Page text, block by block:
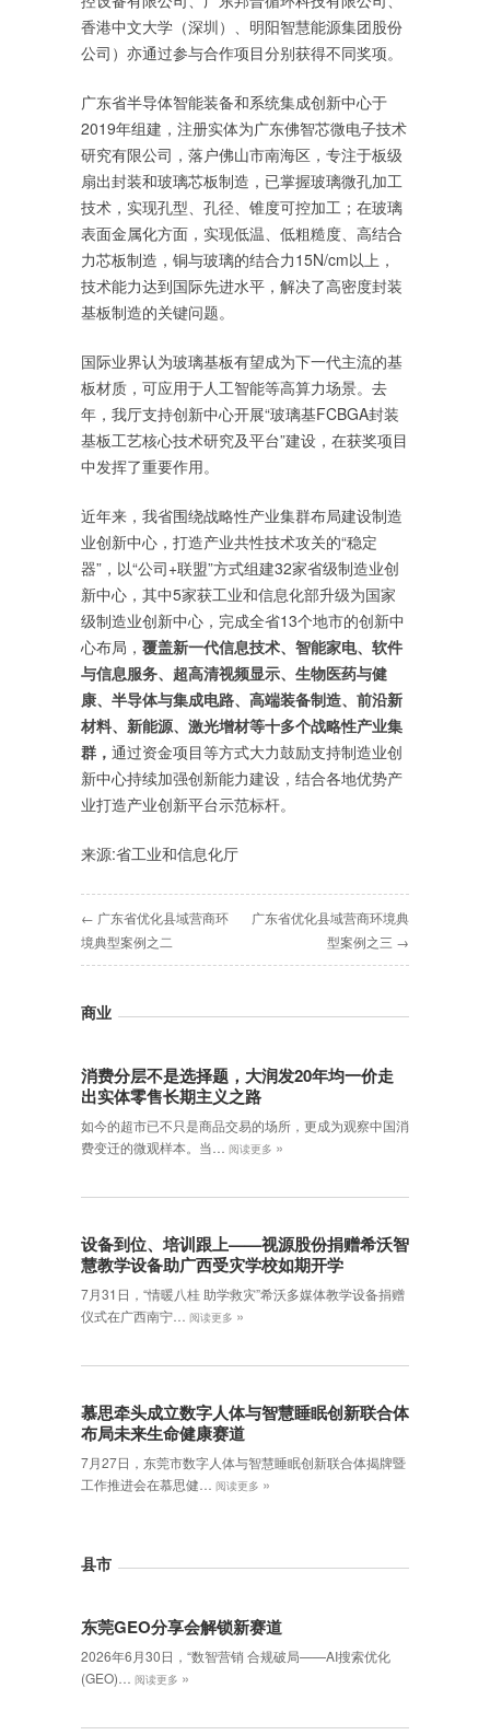
香港中文大学（深圳）、明阳智慧能源集团股份
公司）亦通过参与合作项目分别获得不同奖项。
广东省半导体智能装备和系统集成创新中心于
2019年组建，注册实体为广东佛智芯微电子技术
研究有限公司，落户佛山市南海区，专注于板级
扇出封装和玻璃芯板制造，已掌握玻璃微孔加工
技术，实现孔型、孔径、锥度可控加工；在玻璃
表面金属化方面，实现低温、低粗糙度、高结合
力芯板制造，铜与玻璃的结合力15N/cm以上，
技术能力达到国际先进水平，解决了高密度封装
基板制造的关键问题。
国际业界认为玻璃基板有望成为下一代主流的基
板材质，可应用于人工智能等高算力场景。去
年，我厅支持创新中心开展“玻璃基FCBGA封装
基板工艺核心技术研究及平台”建设，在获奖项目
中发挥了重要作用。
近年来，我省围绕战略性产业集群布局建设制造
业创新中心，打造产业共性技术攻关的“稳定
器”，以“公司+联盟”方式组建32家省级制造业创
新中心，其中5家获工业和信息化部升级为国家
级制造业创新中心，完成全省13个地市的创新中
心布局， 覆盖新一代信息技术、智能家电、软件
与信息服务、超高清视频显示、生物医药与健
康、半导体与集成电路、高端装备制造、前沿新
材料、新能源、激光增材等十多个战略性产业集
群， 通过资金项目等方式大力鼓励支持制造业创
新中心持续加强创新能力建设，结合各地优势产
业打造产业创新平台示范标杆。
来源:省工业和信息化厅
← 广东省优化县域营商环
境典型案例之二
广东省优化县域营商环境典
型案例之三 →
商业
消费分层不是选择题，大润发20年均一价走
出实体零售长期主义之路
如今的超市已不只是商品交易的场所，更成为观察中国消
费变迁的微观样本。当…
阅读更多 »
设备到位、培训跟上——视源股份捐赠希沃智
慧教学设备助广西受灾学校如期开学
7月31日，“情暖八桂 助学救灾”希沃多媒体教学设备捐赠
仪式在广西南宁…
阅读更多 »
慕思牵头成立数字人体与智慧睡眠创新联合体
布局未来生命健康赛道
7月27日，东莞市数字人体与智慧睡眠创新联合体揭牌暨
工作推进会在慕思健…
阅读更多 »
县市
东莞GEO分享会解锁新赛道
2026年6月30日，‌“数智营销 合规破局——AI搜索优化
(GEO)…
阅读更多 »